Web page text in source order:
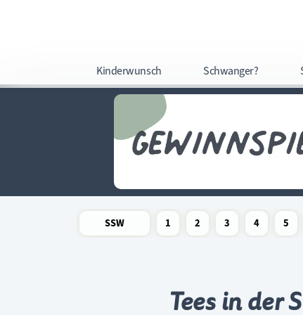
Kinderwunsch Schwanger?
SSW
1
2
3
4
5
Tees in der